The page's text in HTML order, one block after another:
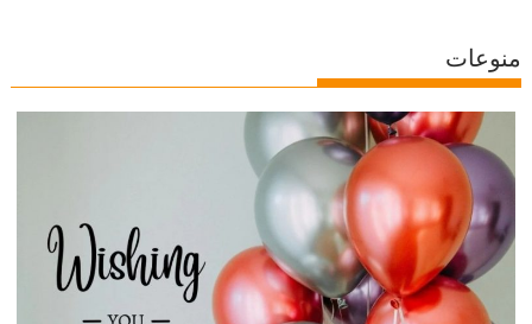
منوعات